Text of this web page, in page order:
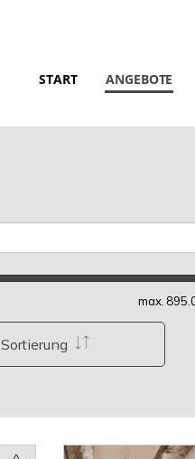
START ANGEBOTE
max.
Sortierung